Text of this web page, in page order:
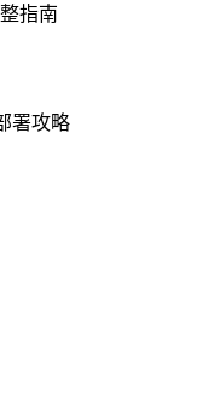
指南
署攻略